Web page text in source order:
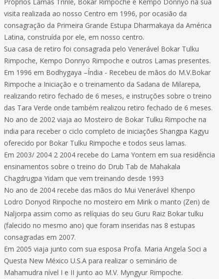
visita realizada ao nosso Centro em 1996, por ocasião da
consagração da Primeira Grande Estupa Dharmakaya da América
Latina, construída por ele, em nosso centro.
Sua casa de retiro foi consagrada pelo Venerável Bokar Tulku
Rimpoche, Kempo Donnyo Rimpoche e outros Lamas presentes.
Em 1996 em Bodhygaya –Índia - Recebeu de mãos do M.V.Bokar
Rimpoche a Iniciação e o treinamento da Sadana de Milarepa,
realizando retiro fechado de 6 meses, e instruções sobre o treino
das Tara Verde onde também realizou retiro fechado de 6 meses.
No ano de 2002 viaja ao Mosteiro de Bokar Tulku Rimpoche na
india para receber o ciclo completo de iniciações Shangpa Kagyu
oferecido por Bokar Tulku Rimpoche e todos seus lamas.
Em 2003/ 2004 2 2004 recebe do Lama Yontem em sua residência
ensinamentos sobre o treino do Drub Tab de Mahakala
Chagdrugpa Yidam que vem treinando desde 1993
No ano de 2004 recebe das mãos do Mui Venerável Khenpo
Lodro Donyod Rinpoche no mosteiro em Mirik o manto (Zen) de
Naljorpa assim como as relíquias do seu Guru Raiz Bokar tulku
(falecido no mesmo ano) que foram inseridas nas 8 estupas
consagradas em 2007.
Em 2005 viaja junto com sua esposa Profa. Maria Angela Soci a
Questa New México U.S.A para realizar o seminário de
Mahamudra nível I e II junto ao M.V. Myngyur Rimpoche.